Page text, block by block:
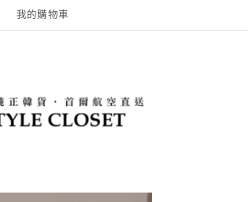
我的購物車